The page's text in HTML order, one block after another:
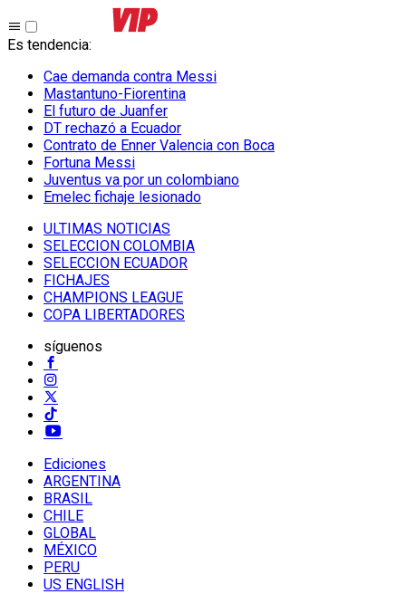
Es tendencia:
Cae demanda contra Messi
Mastantuno-Fiorentina
El futuro de Juanfer
DT rechazó a Ecuador
Contrato de Enner Valencia con Boca
Fortuna Messi
Juventus va por un colombiano
Emelec fichaje lesionado
ULTIMAS NOTICIAS
SELECCION COLOMBIA
SELECCION ECUADOR
FICHAJES
CHAMPIONS LEAGUE
COPA LIBERTADORES
síguenos
Ediciones
ARGENTINA
BRASIL
CHILE
GLOBAL
MÉXICO
PERU
US ENGLISH